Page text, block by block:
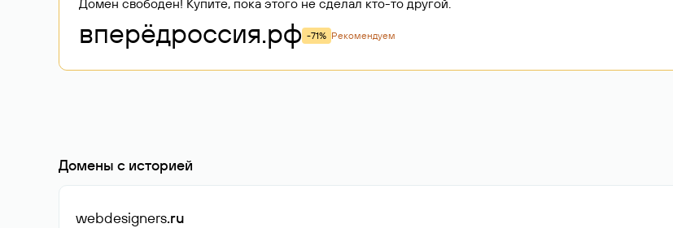
Домен свободен! Купите, пока этого не сделал кто-то другой.
вперёдроссия.рф -71% Рекомендуем
Домены с историей
webdesigners.ru